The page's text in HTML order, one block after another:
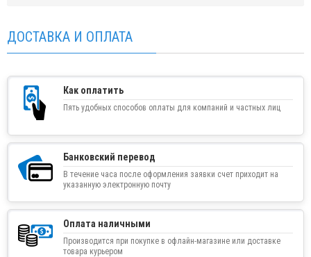
ДОСТАВКА И ОПЛАТА
Как оплатить
Пять удобных способов оплаты для компаний и частных лиц
Банковский перевод
В течение часа после оформления заявки счет приходит на
указанную электронную почту
Оплата наличными
Производится при покупке в офлайн-магазине или доставке
товара курьером